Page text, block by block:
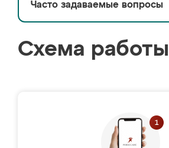
Часто задаваемые вопросы
Схема работы